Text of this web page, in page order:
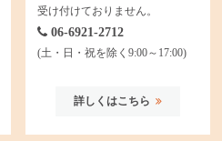
受け付けておりません。
06-6921-2712
(土・日・祝を除く9:00～17:00)
詳しくはこちら